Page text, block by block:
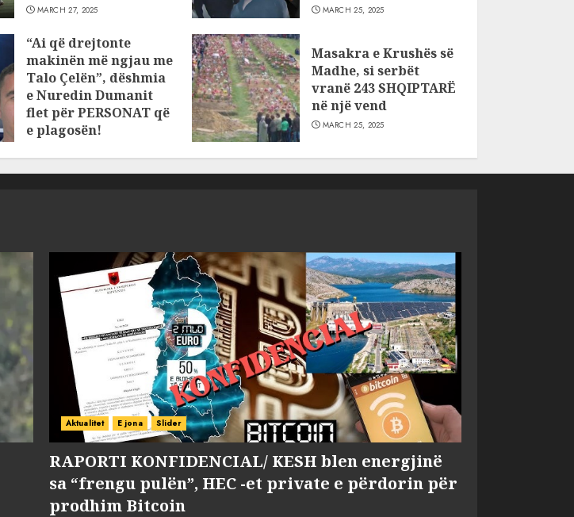
MARCH 27, 2025 MARCH 25, 2025
“Ai që drejtonte
makinën më ngjau me
Talo Çelën”, dëshmia
e Nuredin Dumanit
flet për PERSONAT që
e plagosën!
Masakra e Krushës së
Madhe, si serbët
vranë 243 SHQIPTARË
në një vend
MARCH 25, 2025
Aktualitet E jona Slider
RAPORTI KONFIDENCIAL/ KESH blen energjinë
sa “frengu pulën”, HEC -et private e përdorin për
prodhim Bitcoin